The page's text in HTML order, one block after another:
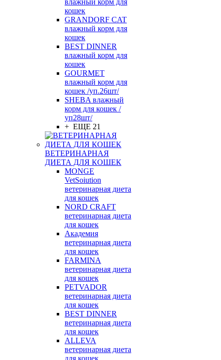
влажный корм для
кошек
GRANDORF CAT
влажный корм для
кошек
BEST DINNER
влажный корм для
кошек
GOURMET
влажный корм для
кошек /уп.26шт/
SHEBA влажный
корм для кошек /
уп28шт/
+ ЕЩЕ 21
ВЕТЕРИНАРНАЯ
ДИЕТА ДЛЯ КОШЕК
MONGE
VetSoiution
ветеринарная диета
для кошек
NORD CRAFT
ветеринарная диета
для кошек
Академия
ветеринарная диета
для кошек
FARMINA
ветеринарная диета
для кошек
PETVADOR
ветеринарная диета
для кошек
BEST DINNER
ветеринарная диета
для кошек
ALLEVA
ветеринарная диета
для кошек